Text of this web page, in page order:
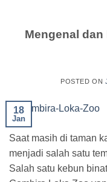
Mengenal
POSTED ON
18
Jan
Saat masih di taman
menjadi salah satu
Salah satu kebun